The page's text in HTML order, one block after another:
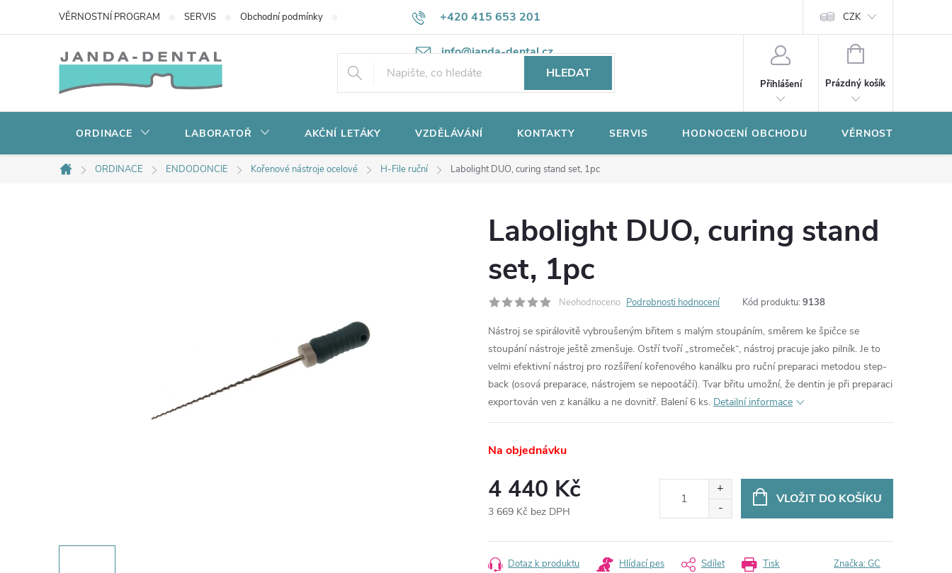
+420 415 653 201
info@janda-dental.cz
VĚRNOSTNÍ PROGRAM SERVIS Obchodní podmínky Potřebujete poradit? Ochrana osobních údajů CZK
HLEDAT
Přihlášení
NÁKUPNÍ
Prázdný košík
ORDINACE LABORATOŘ AKČNÍ LETÁKY VZDĚLÁVÁNÍ KONTAKTY SERVIS HODNOCENÍ OBCHODU VĚRNOSTNÍ
Domů
ORDINACE ENDODONCIE Kořenové nástroje ocelové H-File ruční Labolight DUO, curing stand set, 1pc
Labolight DUO, curing stand
set, 1pc
Neohodnoceno Podrobnosti hodnocení Kód produktu: 9138
Nástroj se spirálovitě vybroušeným břitem s malým stoupáním, směrem ke špičce se
stoupání nástroje ještě zmenšuje. Ostří tvoří „stromeček“, nástroj pracuje jako pilník. Je to
velmi efektivní nástroj pro rozšíření kořenového kanálku pro ruční preparaci metodou step-
back (osová preparace, nástrojem se nepootáčí). Tvar břitu umožní, že dentin je při preparaci
exportován ven z kanálku a ne dovnitř. Balení 6 ks. Detailní informace
Na objednávku
4 440 Kč
3 669 Kč bez DPH
cena:
VLOŽIT DO KOŠÍKU
Tisk
Dotaz k produktu Hlídací pes Sdílet Značka:GC